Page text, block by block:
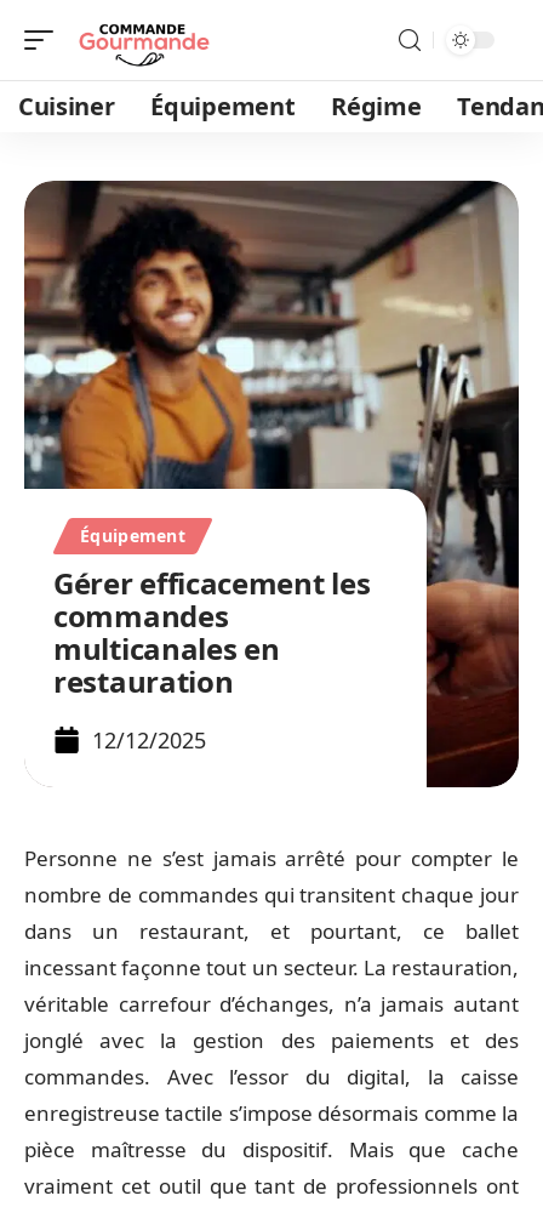
Cuisiner Équipement Régime
Équipement
Gérer efficacement les
commandes
multicanales en
restauration
12/12/2025
Personne ne s’est jamais arrêté pour compter le
nombre de commandes qui transitent chaque jour
dans un restaurant, et pourtant, ce ballet
incessant façonne tout un secteur. La restauration,
véritable carrefour d’échanges, n’a jamais autant
jonglé avec la gestion des paiements et des
commandes. Avec l’essor du digital, la caisse
enregistreuse tactile s’impose désormais comme la
pièce maîtresse du dispositif. Mais que cache
vraiment cet outil que tant de professionnels ont